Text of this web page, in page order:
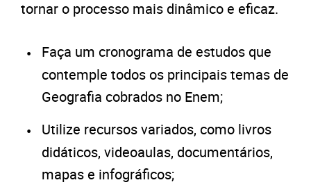
tornar o processo mais dinâmico e eficaz.
Faça um cronograma de estudos que
contemple todos os principais temas de
Geografia cobrados no Enem;
Utilize recursos variados, como livros
didáticos, videoaulas, documentários,
mapas e infográficos;